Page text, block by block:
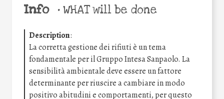
Info •WHAT will be done
Description:
La corretta gestione dei rifiuti è un tema
fondamentale per il Gruppo Intesa Sanpaolo. La
sensibilità ambientale deve essere un fattore
determinante per riuscire a cambiare in modo
positivo abitudini e comportamenti, per questo